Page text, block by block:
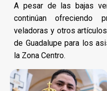
A pesar de las bajas
continúan ofreciendo
veladoras y otros
de Guadalupe para los
la Zona Centro.